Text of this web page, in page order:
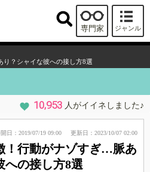
ジャンル
専門家
？シャイな彼への接し方8選
10,953 人がイイネしました♪
日：2019/07/19 09:00 更新日：2023/10/07 02:00
！行動がナゾすぎ…脈あ
への接し方8選